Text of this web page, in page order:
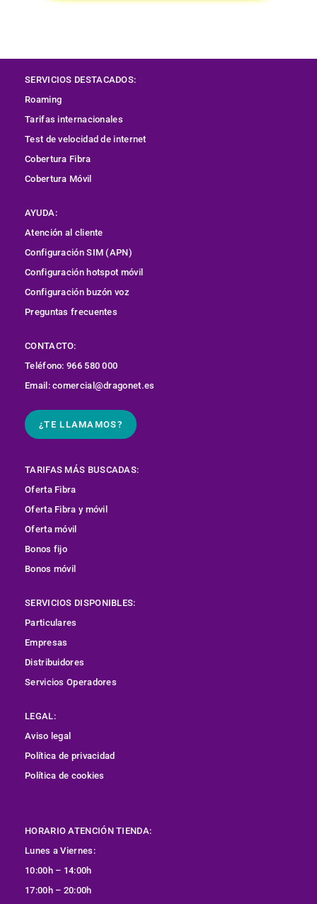
SERVICIOS DESTACADOS:
Roaming
Tarifas internacionales
Test de velocidad de internet
Cobertura Fibra
Cobertura Móvil
AYUDA:
Atención al cliente
Configuración SIM (APN)
Configuración hotspot móvil
Configuración buzón voz
Preguntas frecuentes
CONTACTO:
Teléfono: 966 580 000
Email: comercial@dragonet.es
¿TE LLAMAMOS?
TARIFAS MÁS BUSCADAS:
Oferta Fibra
Oferta Fibra y móvil
Oferta móvil
Bonos fijo
Bonos móvil
SERVICIOS DISPONIBLES:
Particulares
Empresas
Distribuidores
Servicios Operadores
LEGAL:
Aviso legal
Política de privacidad
Política de cookies
HORARIO ATENCIÓN TIENDA:
Lunes a Viernes:
10:00h – 14:00h
17:00h – 20:00h